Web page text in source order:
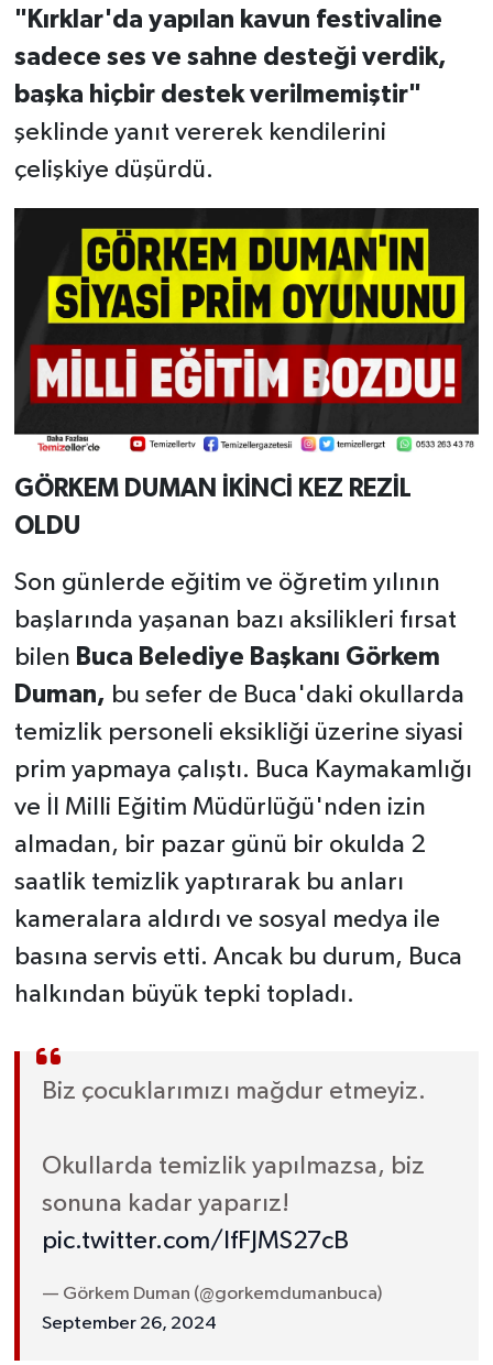
"Kırklar'da yapılan kavun festivaline
sadece ses ve sahne desteği verdik,
başka hiçbir destek verilmemiştir"
şeklinde yanıt vererek kendilerini
çelişkiye düşürdü.
GÖRKEM DUMAN İKİNCİ KEZ REZİL
OLDU
Son günlerde eğitim ve öğretim yılının
başlarında yaşanan bazı aksilikleri fırsat
bilen Buca Belediye Başkanı Görkem
Duman, bu sefer de Buca'daki okullarda
temizlik personeli eksikliği üzerine siyasi
prim yapmaya çalıştı. Buca Kaymakamlığı
ve İl Milli Eğitim Müdürlüğü'nden izin
almadan, bir pazar günü bir okulda 2
saatlik temizlik yaptırarak bu anları
kameralara aldırdı ve sosyal medya ile
basına servis etti. Ancak bu durum, Buca
halkından büyük tepki topladı.
Biz çocuklarımızı mağdur etmeyiz.
Okullarda temizlik yapılmazsa, biz
sonuna kadar yaparız!
pic.twitter.com/IfFJMS27cB
— Görkem Duman (@gorkemdumanbuca)
September 26, 2024